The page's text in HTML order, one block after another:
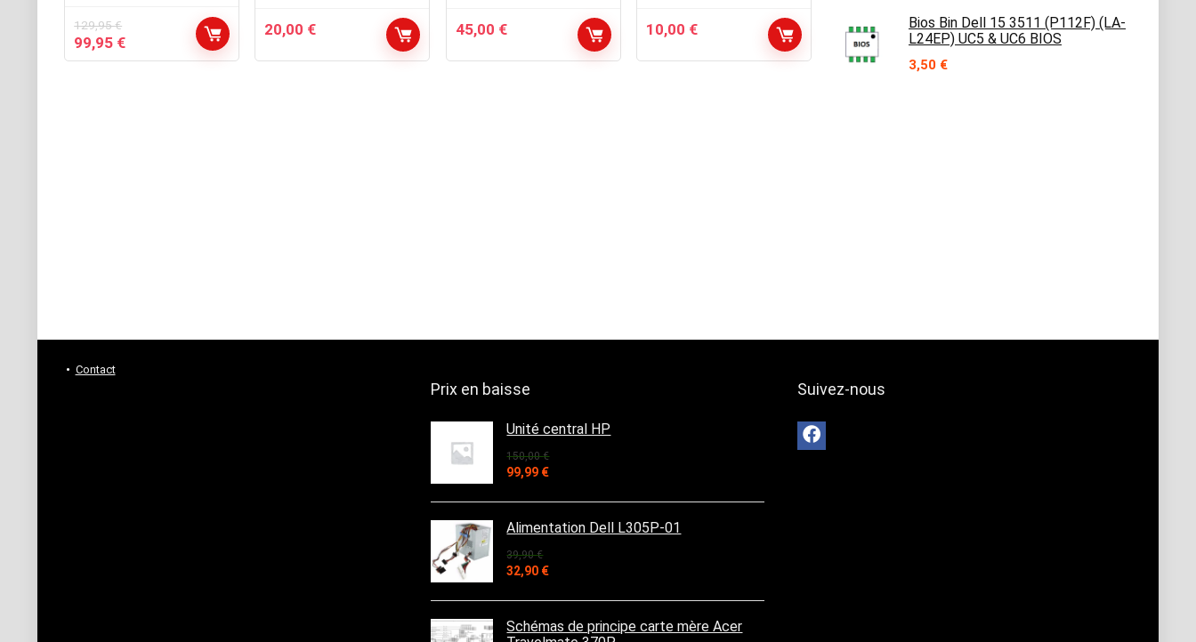
129,95€
Le
prix
99,95 €Le
prix
20,00 € 45,00 € 10,00 €
Bios Bin Dell 15 3511 (P112F) (LA-
L24EP) UC5 & UC6 BIOS
3,50 €
Contact
Prix en baisse
Unité central HP
150,00€
Le
initial
était :
150,00 €.
99,99 €Le
actuel
est :
99,99 €.
Alimentation Dell L305P-01
39,90€
Le
initial
était :
39,90 €.
32,90 €Le
actuel
est :
32,90 €.
Schémas de principe carte mère Acer
Suivez-nous